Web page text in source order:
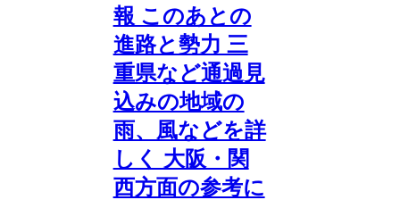
報 このあとの
進路と勢力 三
重県など通過見
込みの地域の
雨、風などを詳
しく 大阪・関
西方面の参考に